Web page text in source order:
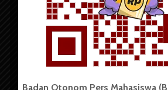
Copyright © 2023. All rights reserved
Badan Otonom Pers Mahasiswa